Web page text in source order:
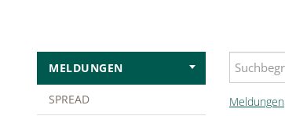
MELDUNGEN
SPREAD Meldungen